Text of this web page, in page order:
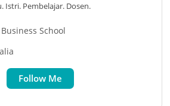
Istri. Pembelajar. Dosen.
School
Follow Me